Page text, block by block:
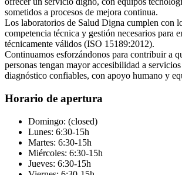
sometidos a procesos de mejora continua.
Los laboratorios de Salud Digna cumplen con
competencia técnica y gestión necesarios para
técnicamente válidos (ISO 15189:2012).
Continuamos esforzándonos para contribuir a
personas tengan mayor accesibilidad a
diagnóstico confiables, con apoyo humano y
Horario de apertura
Domingo: (closed)
Lunes: 6:30-15h
Martes: 6:30-15h
Miércoles: 6:30-15h
Jueves: 6:30-15h